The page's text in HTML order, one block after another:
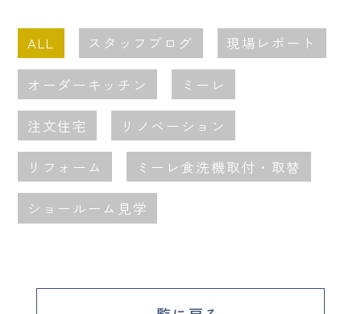
ALL スタッフブログ 現場レポート
オーダーキッチン ミーレ
注文住宅 リノベーション
リフォーム ミーレ食洗機取付・取替
ショールーム見学